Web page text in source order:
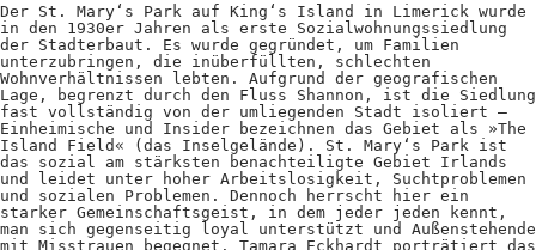
Termine
FREELENS Galerie
Showcases
Fakten für Politik und
Öffentlichkeit
Der St. Mary‘s Park auf King‘s Island in Limerick wurde
in den 1930er Jahren als erste Sozialwohnungssiedlung
der Stadterbaut. Es wurde gegründet, um Familien
unterzubringen, die inüberfüllten, schlechten
Wohnverhältnissen lebten. Aufgrund der geografischen
Lage, begrenzt durch den Fluss Shannon, ist die Siedlung
fast vollständig von der umliegenden Stadt isoliert –
Einheimische und Insider bezeichnen das Gebiet als »The
Island Field« (das Inselgelände). St. Mary‘s Park ist
das sozial am stärksten benachteiligte Gebiet Irlands
und leidet unter hoher Arbeitslosigkeit, Suchtproblemen
und sozialen Problemen. Dennoch herrscht hier ein
starker Gemeinschaftsgeist, in dem jeder jeden kennt,
man sich gegenseitig loyal unterstützt und Außenstehende
mit Misstrauen begegnet. Tamara Eckhardt porträtiert das